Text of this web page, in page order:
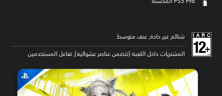
شتائم غير حادة, عنف متوسط
المشتريات داخل اللعبة (تتضمن عناصر عشوائية), تفاعل المستخدمين